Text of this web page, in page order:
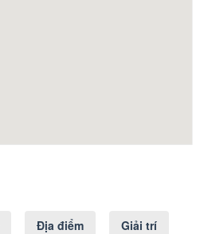
Địa điểm Giải trí